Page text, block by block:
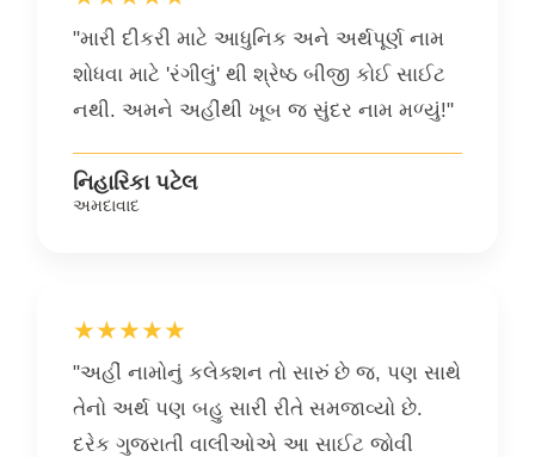
"મારી દીકરી માટે આધુનિક અને અર્થપૂર્ણ નામ
શોધવા માટે 'રંગીલું' થી શ્રેષ્ઠ બીજી કોઈ સાઈટ
નથી. અમને અહીંથી ખૂબ જ સુંદર નામ મળ્યું!"
નિહારિકા પટેલ
અમદાવાદ
★★★★★
"અહીં નામોનું કલેક્શન તો સારું છે જ, પણ સાથે
તેનો અર્થ પણ બહુ સારી રીતે સમજાવ્યો છે.
દરેક ગુજરાતી વાલીઓએ આ સાઈટ જોવી